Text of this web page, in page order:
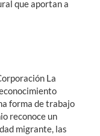
que aportan a
La
forma de trabajo
reconoce un
migrante, las